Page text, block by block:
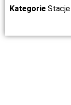
Kategorie Stacje